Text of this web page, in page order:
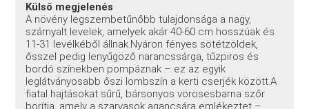
Külső megjelenés
A növény legszembetűnőbb tulajdonsága a nagy,
szárnyalt levelek, amelyek akár 40-60 cm hosszúak és
11-31 levélkéből állnak.Nyáron fényes sötétzöldek,
ősszel pedig lenyűgöző narancssárga, tűzpiros és
bordó színekben pompáznak – ez az egyik
leglátványosabb őszi lombszín a kerti cserjék között.A
fiatal hajtásokat sűrű, bársonyos vörösesbarna szőr
borítja, amely a szarvasok agancsára emlékeztet –